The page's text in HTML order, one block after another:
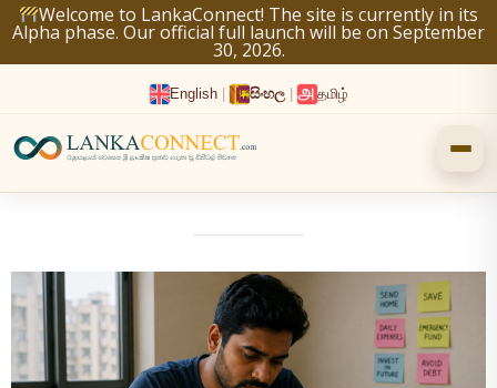
Welcome to LankaConnect! The site is currently in its
Alpha phase. Our official full launch will be on September
30, 2026.
English සිංහල தமிழ்
Skip
to
content